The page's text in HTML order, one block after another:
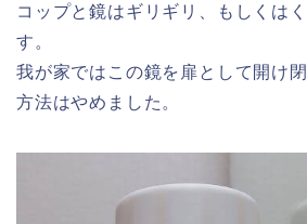
コップと鏡はギリギリ、もしくは
す。
我が家ではこの鏡を扉として開け
方法はやめました。